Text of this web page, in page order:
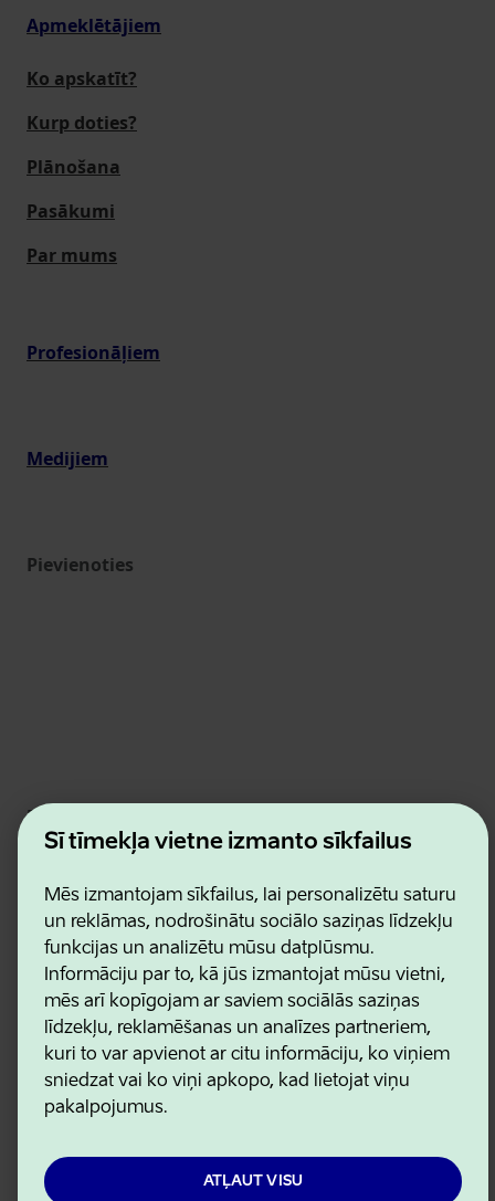
Šī tīmekļa vietne izmanto sīkfailus
Mēs izmantojam sīkfailus, lai personalizētu saturu
un reklāmas, nodrošinātu sociālo saziņas līdzekļu
funkcijas un analizētu mūsu datplūsmu.
Informāciju par to, kā jūs izmantojat mūsu vietni,
mēs arī kopīgojam ar saviem sociālās saziņas
līdzekļu, reklamēšanas un analīzes partneriem,
kuri to var apvienot ar citu informāciju, ko viņiem
sniedzat vai ko viņi apkopo, kad lietojat viņu
pakalpojumus.
ATĻAUT VISU
Apmeklētājiem
Ko apskatīt?
Kurp doties?
Plānošana
Pasākumi
Par mums
Profesionāļiem
Medijiem
Pievienoties
Estonian Business and Innovation Agency
Kontakti
Sadarbības partneri
Lietošanas noteikumi
Sīkdatņu un konfidencialitātes politika